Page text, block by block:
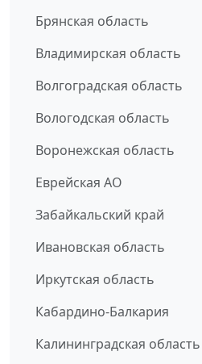
Брянская область
Владимирская область
Волгоградская область
Вологодская область
Воронежская область
Еврейская АО
Забайкальский край
Ивановская область
Иркутская область
Кабардино-Балкария
Калининградская область